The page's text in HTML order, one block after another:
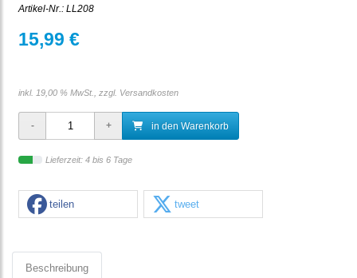
Artikel-Nr.: LL208
15,99 €
inkl. 19,00 % MwSt., zzgl. Versandkosten
in den Warenkorb
Lieferzeit: 4 bis 6 Tage
teilen tweet
Beschreibung